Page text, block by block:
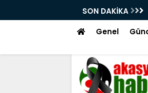
SON DAKİKA
Genel